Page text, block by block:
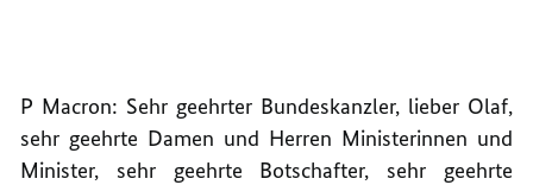
P Macron: Sehr geehrter Bundeskanzler, lieber Olaf,
sehr geehrte Damen und Herren Ministerinnen und
Minister, sehr geehrte Botschafter, sehr geehrte